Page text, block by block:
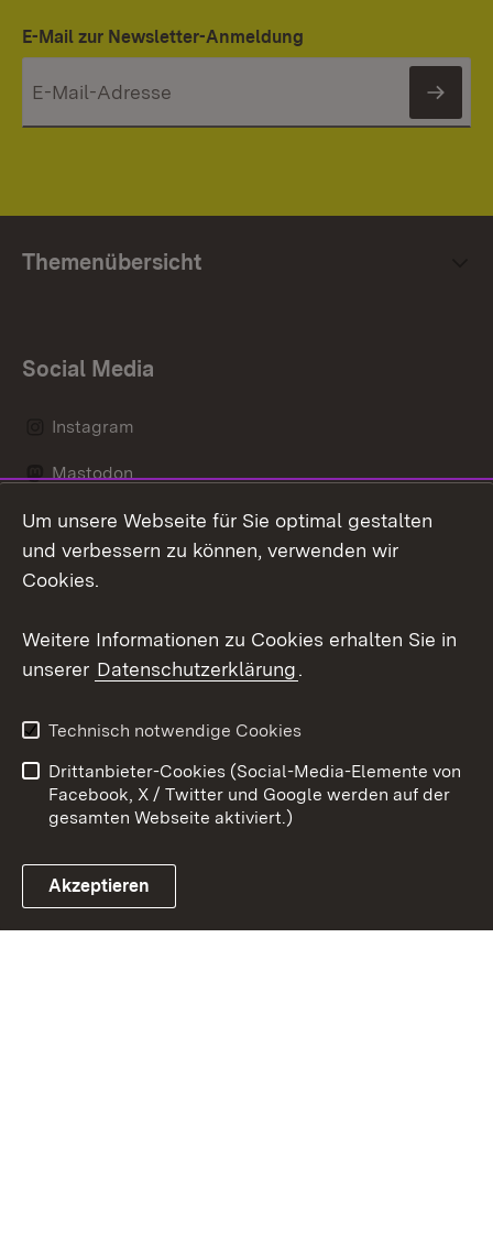
E-Mail zur Newsletter-Anmeldung
Themenübersicht
Social Media
Instagram
Mastodon
Messenger
Link zum Landesportal
Kontakt
Impressum
Cookies
Um unsere Webseite für Sie optimal gestalten
und verbessern zu können, verwenden wir
Cookies.
Weitere Informationen zu Cookies erhalten Sie in
unserer Datenschutzerklärung.
Technisch notwendige Cookies
Drittanbieter-Cookies (Social-Media-Elemente von
Facebook, X / Twitter und Google werden auf der
gesamten Webseite aktiviert.)
Akzeptieren